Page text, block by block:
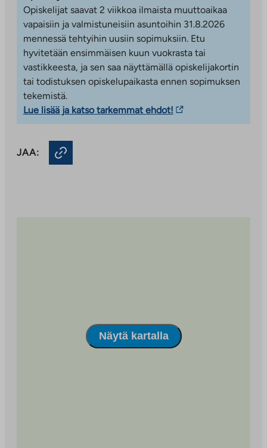
viihtyisälle pihalle. Lähimpään kouluun on matkaa alle
kilometri ja kauppakeskus Selloon sekä Leppävaaran
juna-asemalle noin 1,5 kilometriä. Kyyhkysmäessä on
myös erinomaiset liikuntamahdollisuudet; uimahalli,
urheilukenttä, lenkkipolut ja hiihtoladut ovat kaikki vain
lyhyen kävelymatkan päässä.
Opiskelijat saavat 2 viikkoa ilmaista muuttoaikaa
vapaisiin ja valmistuneisiin asuntoihin 31.8.2026
mennessä tehtyihin uusiin sopimuksiin. Etu
hyvitetään ensimmäisen kuun vuokrasta tai
vastikkeesta, ja sen saa näyttämällä opiskelijakortin
tai todistuksen opiskelupaikasta ennen sopimuksen
tekemistä.
Lue lisää ja katso tarkemmat ehdot!Linkki
vie
JAA:
Näytä kartalla